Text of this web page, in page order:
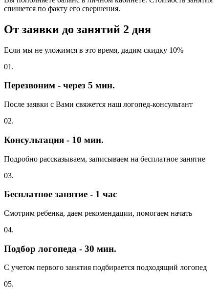
спишется по факту его свершения.
От заявки до занятий 2 дня
Если мы не уложимся в это время, дадим скидку 10%
01.
Перезвоним - через 5 мин.
После заявки с Вами свяжется наш логопед-консультант
02.
Консультация - 10 мин.
Подробно рассказываем, записываем на бесплатное занятие
03.
Бесплатное занятие - 1 час
Смотрим ребенка, даем рекомендации, помогаем начать
04.
Подбор логопеда - 30 мин.
С учетом первого занятия подбирается подходящий логопед
05.